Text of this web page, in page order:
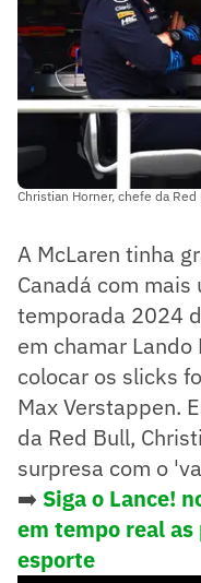
Christian Horner, chefe da
A McLaren tinha
Canadá com
temporada 2024
em chamar
colocar os slicks
Max Verstappen.
da Red Bull,
surpresa com o
➡️ Siga o Lance!
em tempo real
esporte